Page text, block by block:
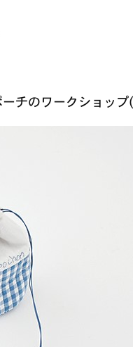
チのワークショッ